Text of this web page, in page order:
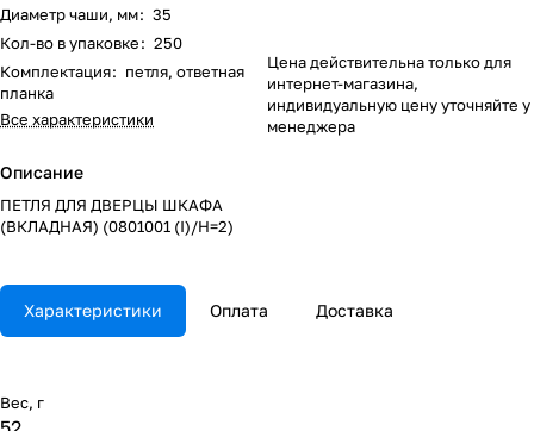
Диаметр чаши, мм: 35
Кол-во в упаковке: 250
Комплектация: петля, ответная
планка
Все характеристики
Описание
ПЕТЛЯ ДЛЯ ДВЕРЦЫ ШКАФА
(ВКЛАДНАЯ) (0801001 (I)/Н=2)
Цена действительна только для
интернет-магазина,
индивидуальную цену уточняйте у
менеджера
Характеристики Оплата Доставка
Вес, г